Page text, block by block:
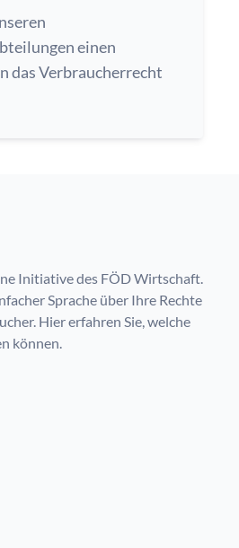
einen
das Verbraucherrecht
Initiative des FÖD Wirtschaft.
Sprache über Ihre Rechte
Hier erfahren Sie, welche
können.